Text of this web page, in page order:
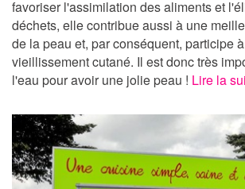
favoriser l'assimilation des aliments et
déchets, elle contribue aussi à une
de la peau et, par conséquent, participe
vieillissement cutané. Il est donc très
l'eau pour avoir une jolie peau ! Lire la